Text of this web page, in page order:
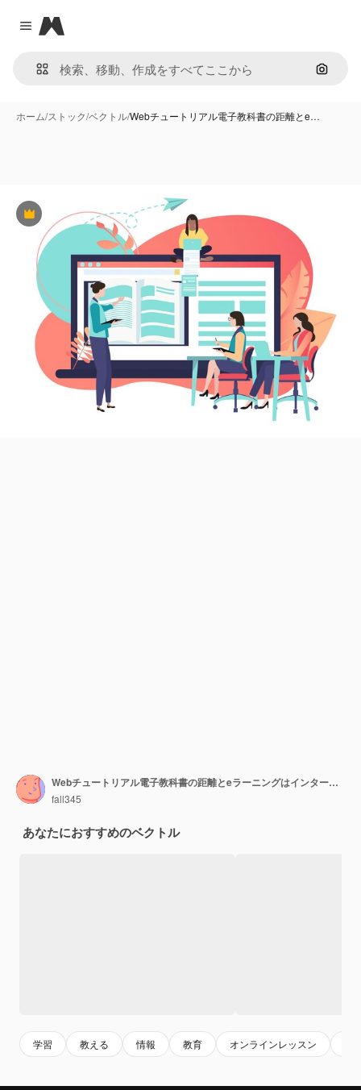
Close menu
Magnific
画像で
ホーム/ストック/ベクトル/Webチュートリアル電子教科書の距離とe…
Premium
Webチュートリアル電子教科書の距離とeラーニングはインターネットによるスキルを向上させますラップトップスマートフォンと人々はフラットスタイルのデザインを勉強します
fall345
あなたにおすすめのベクトル
学習 教える 情報 教育 オンラインレッスン